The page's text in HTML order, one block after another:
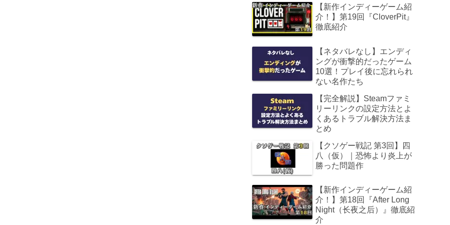
【新作インディーゲーム紹
介！】第19回『CloverPit』
徹底紹介
【ネタバレなし】エンディ
ングが衝撃的だったゲーム
10選！プレイ後に忘れられ
ない名作たち
【完全解説】Steamファミ
リーリンクの設定方法とよ
くあるトラブル解決方法ま
とめ
【クソゲー戦記 第3回】四
八（仮）｜恐怖より炎上が
勝った問題作
【新作インディーゲーム紹
介！】第18回『After Long
Night（长夜之后）』徹底紹
介